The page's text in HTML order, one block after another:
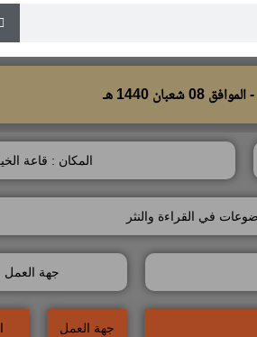
المكان : قاعة
جهة العمل
جهة العمل